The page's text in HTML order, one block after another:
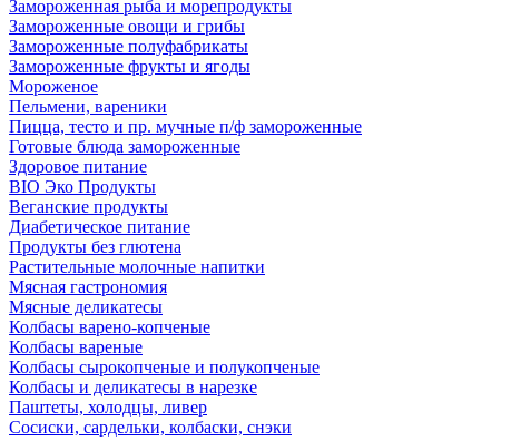
Замороженная рыба и морепродукты
Замороженные овощи и грибы
Замороженные полуфабрикаты
Замороженные фрукты и ягоды
Мороженое
Пельмени, вареники
Пицца, тесто и пр. мучные п/ф замороженные
Готовые блюда замороженные
Здоровое питание
BIO Эко Продукты
Веганские продукты
Диабетическое питание
Продукты без глютена
Растительные молочные напитки
Мясная гастрономия
Мясные деликатесы
Колбасы варено-копченые
Колбасы вареные
Колбасы сырокопченые и полукопченые
Колбасы и деликатесы в нарезке
Паштеты, холодцы, ливер
Сосиски, сардельки, колбаски, снэки